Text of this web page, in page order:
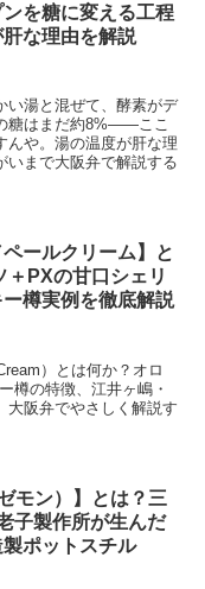
を糖に変える工程
肝な理由を解説
い湯と混ぜて、酵素がデ
糖はまだ約8%——ここ
んや。湯の温度が肝な理
いまで大阪弁で解説する
ペールクリーム】と
＋PXの甘口シェリ
樽実例を徹底解説
）とは何か？オロ
樽の特徴、江井ヶ嶋・
大阪弁でやさしく解説す
モン）】とは？三
子製作所が生んだ
ポットスチル